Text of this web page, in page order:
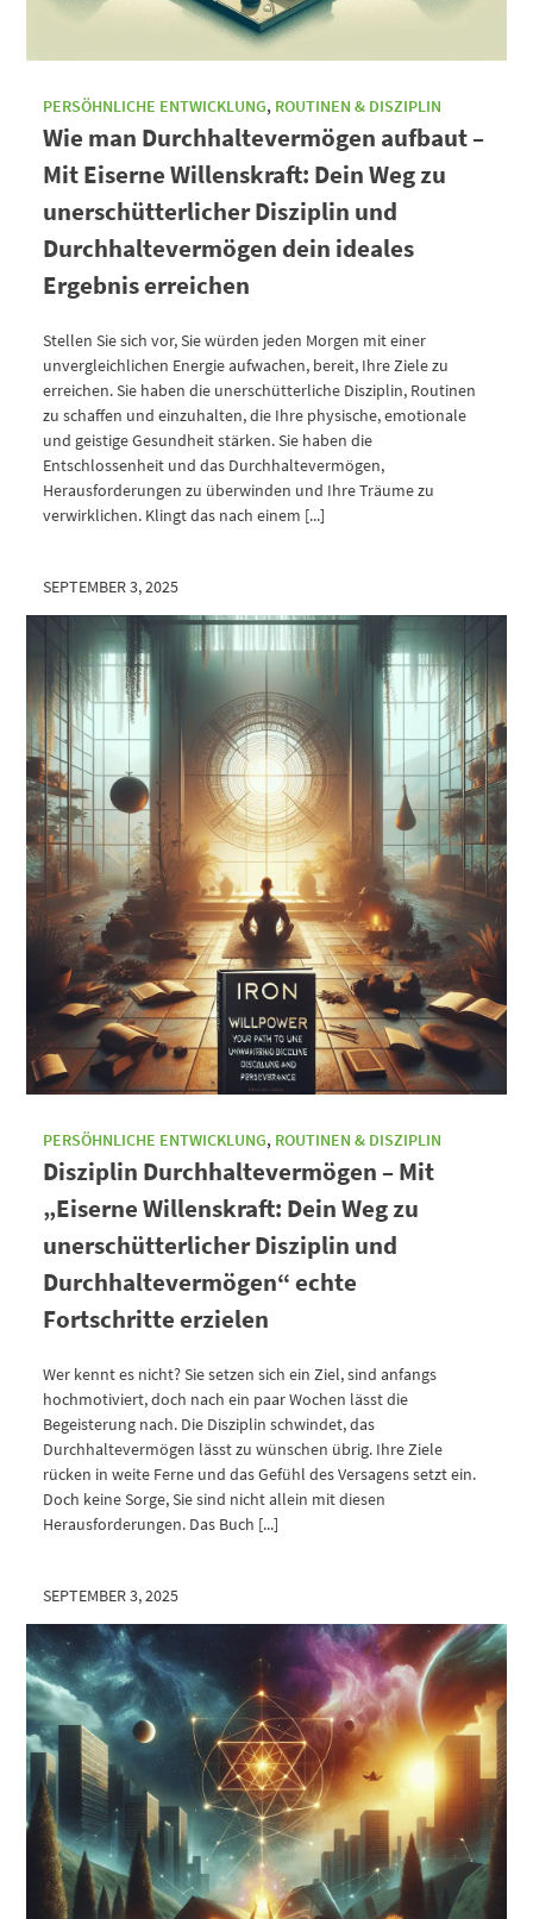
PERSÖHNLICHE ENTWICKLUNG, ROUTINEN & DISZIPLIN
Wie man Durchhaltevermögen aufbaut –
Mit Eiserne Willenskraft: Dein Weg zu
unerschütterlicher Disziplin und
Durchhaltevermögen dein ideales
Ergebnis erreichen
Stellen Sie sich vor, Sie würden jeden Morgen mit einer
unvergleichlichen Energie aufwachen, bereit, Ihre Ziele zu
erreichen. Sie haben die unerschütterliche Disziplin, Routinen
zu schaffen und einzuhalten, die Ihre physische, emotionale
und geistige Gesundheit stärken. Sie haben die
Entschlossenheit und das Durchhaltevermögen,
Herausforderungen zu überwinden und Ihre Träume zu
verwirklichen. Klingt das nach einem [...]
SEPTEMBER 3, 2025
PERSÖHNLICHE ENTWICKLUNG, ROUTINEN & DISZIPLIN
Disziplin Durchhaltevermögen – Mit
„Eiserne Willenskraft: Dein Weg zu
unerschütterlicher Disziplin und
Durchhaltevermögen“ echte
Fortschritte erzielen
Wer kennt es nicht? Sie setzen sich ein Ziel, sind anfangs
hochmotiviert, doch nach ein paar Wochen lässt die
Begeisterung nach. Die Disziplin schwindet, das
Durchhaltevermögen lässt zu wünschen übrig. Ihre Ziele
rücken in weite Ferne und das Gefühl des Versagens setzt ein.
Doch keine Sorge, Sie sind nicht allein mit diesen
Herausforderungen. Das Buch [...]
SEPTEMBER 3, 2025